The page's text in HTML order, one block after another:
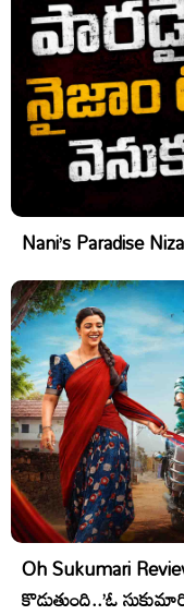
Nani’s Paradise
Oh Sukumari
కొడుతుంది..’ఓ